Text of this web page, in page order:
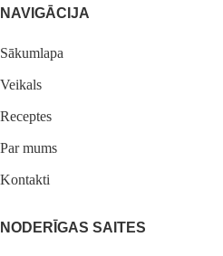
NAVIGĀCIJA
Sākumlapa
Veikals
Receptes
Par mums
Kontakti
NODERĪGAS SAITES